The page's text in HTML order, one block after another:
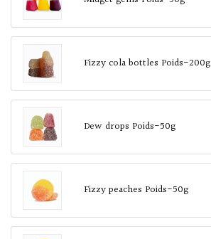
Fizzy cola bottles Poids-200g
Dew drops Poids-50g
Fizzy peaches Poids-50g